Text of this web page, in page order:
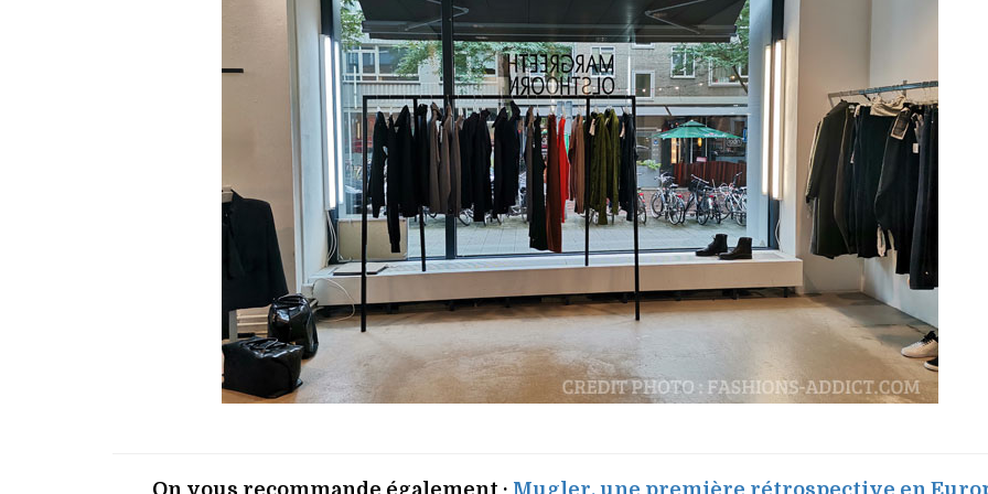
On vous recommande également : Mugler, une première rétrospective en